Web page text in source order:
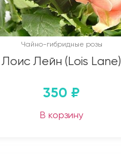
Чайно-гибридные розы
Лоис Лейн (Lois Lane)
350 ₽
В корзину